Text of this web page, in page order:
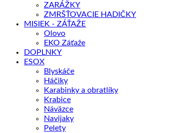
ZARÁŽKY
ZMRŠŤOVACIE HADIČKY
MISIEK - ZÁŤAŽE
Olovo
EKO Záťaže
DOPLNKY
ESOX
Blyskáče
Háčiky
Karabinky a obratlíky
Krabice
Náväzce
Navijaky
Pelety